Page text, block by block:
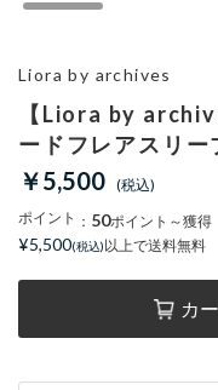
【Liora by
ードフレアスリー
￥5,500
ポイント ： 50ポイント～獲得
カ
Liora by archives
¥5,500 以上で送料無料